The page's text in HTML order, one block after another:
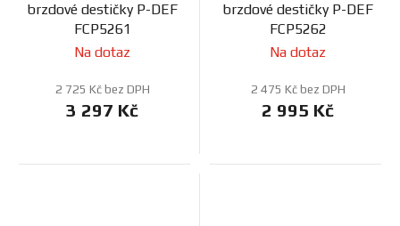
brzdové destičky P-DEF
FCP5261
Na dotaz
2 725 Kč bez DPH
3 297 Kč
brzdové destičky P-DEF
FCP5262
Na dotaz
2 475 Kč bez DPH
2 995 Kč